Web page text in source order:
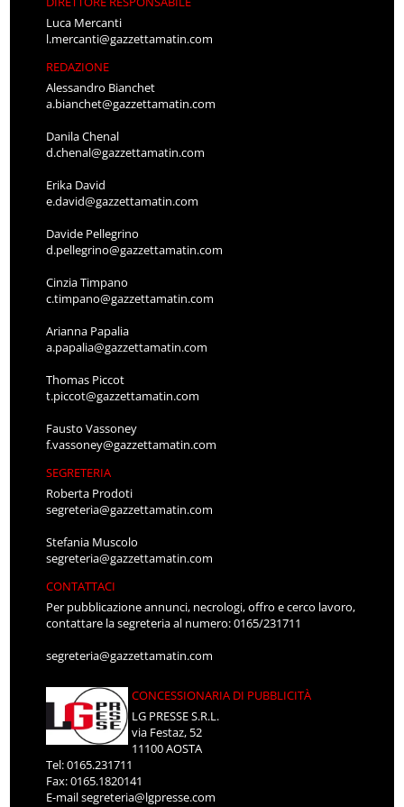
Luca Mercanti
l.mercanti@gazzettamatin.com
REDAZIONE
Alessandro Bianchet
a.bianchet@gazzettamatin.com
Danila Chenal
d.chenal@gazzettamatin.com
Erika David
e.david@gazzettamatin.com
Davide Pellegrino
d.pellegrino@gazzettamatin.com
Cinzia Timpano
c.timpano@gazzettamatin.com
Arianna Papalia
a.papalia@gazzettamatin.com
Thomas Piccot
t.piccot@gazzettamatin.com
Fausto Vassoney
f.vassoney@gazzettamatin.com
SEGRETERIA
Roberta Prodoti
segreteria@gazzettamatin.com
Stefania Muscolo
segreteria@gazzettamatin.com
CONTATTACI
Per pubblicazione annunci, necrologi, offro e cerco lavoro,
contattare la segreteria al numero: 0165/231711
segreteria@gazzettamatin.com
CONCESSIONARIA DI PUBBLICITÀ
LG PRESSE S.R.L.
via Festaz, 52
11100 AOSTA
Tel: 0165.231711
Fax: 0165.1820141
E-mailsegreteria@lgpresse.com